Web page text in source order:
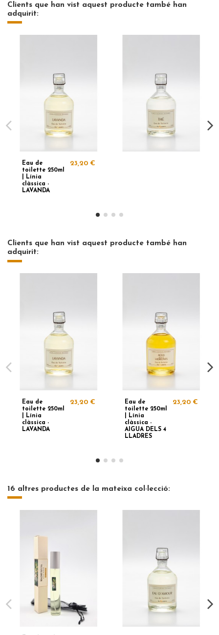
Clients que han vist aquest producte també han
adquirit:
Eau de
toilette 250ml
| Línia
clàssica -
LAVANDA
23,20 €
Clients que han vist aquest producte també han
adquirit:
Eau de
toilette 250ml
| Línia
clàssica -
LAVANDA
23,20 €
Eau de
toilette 250ml
| Línia
clàssica -
AIGUA DELS 4
LLADRES
23,20 €
16 altres productes de la mateixa col·lecció: